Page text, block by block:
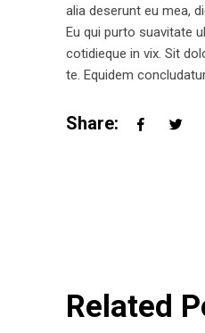
alia deserunt eu mea,
Eu qui purto suavitate
cotidieque in vix. Sit
te. Equidem
Share:
Related